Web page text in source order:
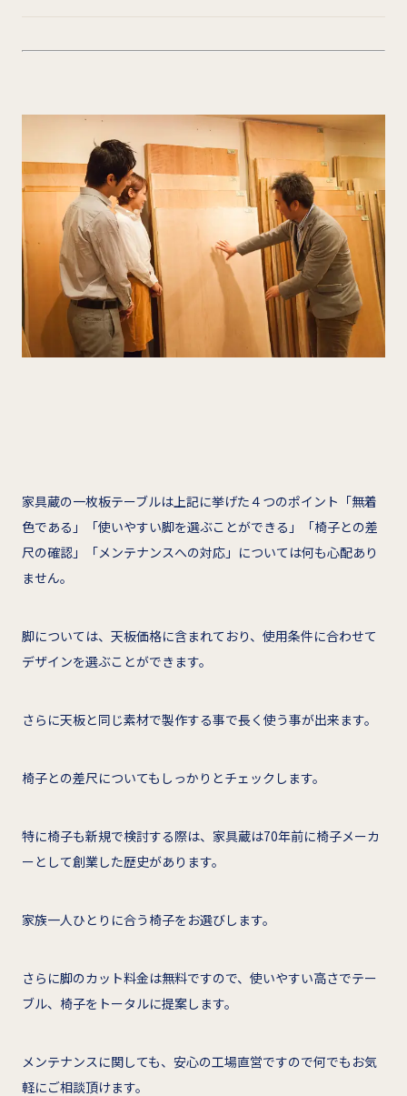
家具蔵の一枚板テーブルは上記に挙げた４つのポイント「無着
色である」「使いやすい脚を選ぶことができる」「椅子との差
尺の確認」「メンテナンスへの対応」については何も心配あり
ません。
脚については、天板価格に含まれており、使用条件に合わせて
デザインを選ぶことができます。
さらに天板と同じ素材で製作する事で長く使う事が出来ます。
椅子との差尺についてもしっかりとチェックします。
特に椅子も新規で検討する際は、家具蔵は70年前に椅子メーカ
ーとして創業した歴史があります。
家族一人ひとりに合う椅子をお選びします。
さらに脚のカット料金は無料ですので、使いやすい高さでテー
ブル、椅子をトータルに提案します。
メンテナンスに関しても、安心の工場直営ですので何でもお気
軽にご相談頂けます。